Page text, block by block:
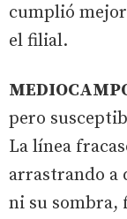
cumplió
el filial.
pero
La línea
arrastrando a
ni su sombra,